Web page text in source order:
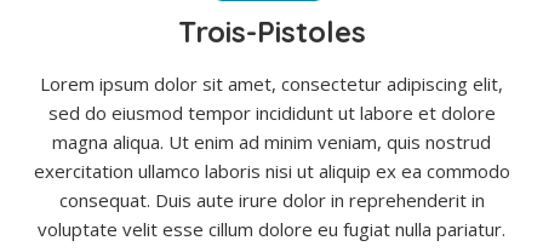
Trois-Pistoles
Lorem ipsum dolor sit amet, consectetur adipiscing elit,
sed do eiusmod tempor incididunt ut labore et dolore
magna aliqua. Ut enim ad minim veniam, quis nostrud
exercitation ullamco laboris nisi ut aliquip ex ea commodo
consequat. Duis aute irure dolor in reprehenderit in
voluptate velit esse cillum dolore eu fugiat nulla pariatur.